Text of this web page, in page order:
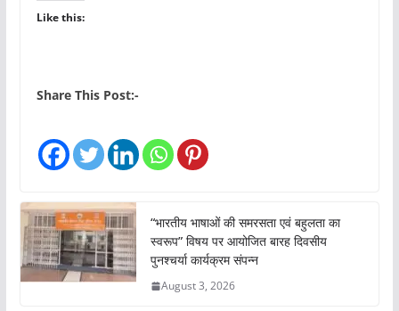
Like this:
Share This Post:-
“भारतीय भाषाओं की समरसता एवं बहुलता का
स्वरूप” विषय पर आयोजित बारह दिवसीय
पुनश्चर्या कार्यक्रम संपन्न
August 3, 2026